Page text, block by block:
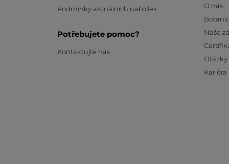
Podmínky aktuálních nabídek
Potřebujete pomoc?
Kontaktujte nás
O nás
Naše
Otázky
Kariéra